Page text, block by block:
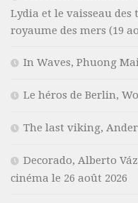
Lydia et le vaisseau des
royaume des mers (19
In Waves, Phuong
Le héros de Berlin,
The last viking,
Decorado, Alberto
cinéma le 26 août 2026